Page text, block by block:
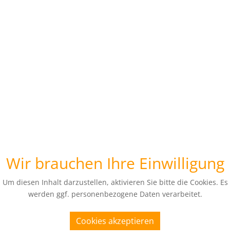
Wir brauchen Ihre Einwilligung
Um diesen Inhalt darzustellen, aktivieren Sie bitte die Cookies. Es
werden ggf. personenbezogene Daten verarbeitet.
Cookies akzeptieren